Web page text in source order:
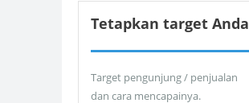
Tetapkan target Anda
Target pengunjung / penjualan
dan cara mencapainya.